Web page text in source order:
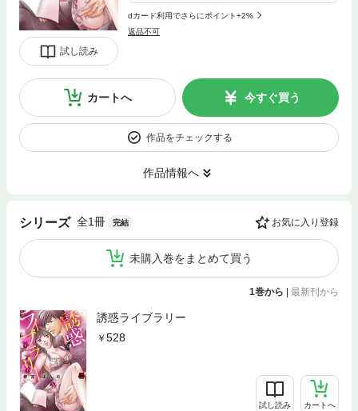
試し読み
dカード利用でさらにポイント+2%
返品不可
カートへ 今すぐ買う
作品をチェックする
作品情報へ
シリーズ 全1冊 完結 お気に入り登録
未購入巻をまとめて買う
1巻から | 最新刊から
誘惑ライブラリー
528
試し読み カートへ